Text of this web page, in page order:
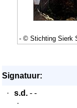
- © Stichting Sierk
Signatuur:
·
s.d. - -
·